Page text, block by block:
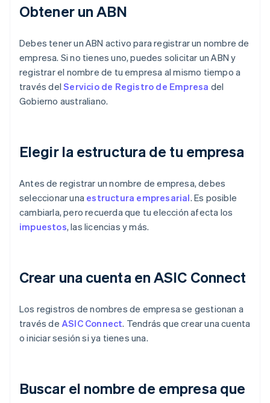
Obtener un ABN
Debes tener un ABN activo para registrar un nombre de
empresa. Si no tienes uno, puedes solicitar un ABN y
registrar el nombre de tu empresa al mismo tiempo a
través delServicio de Registro de Empresa del
Gobierno australiano.
Elegir la estructura de tu empresa
Antes de registrar un nombre de empresa, debes
seleccionar una estructura empresarial. Es posible
cambiarla, pero recuerda que tu elección afecta los
impuestos, las licencias y más.
Crear una cuenta en ASIC Connect
Los registros de nombres de empresa se gestionan a
través de ASIC Connect. Tendrás que crear una cuenta
o iniciar sesión si ya tienes una.
Buscar el nombre de empresa que